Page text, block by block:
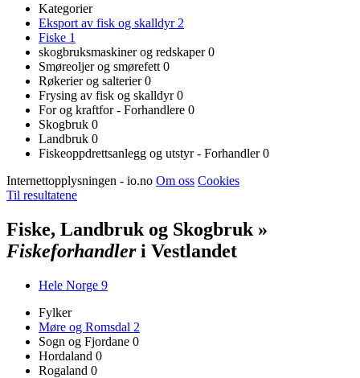
Kategorier
Eksport av fisk og skalldyr 2
Fiske 1
skogbruksmaskiner og redskaper0
Smøreoljer og smørefett 0
Røkerier og salterier0
Frysing av fisk og skalldyr0
For og kraftfor - Forhandlere 0
Skogbruk 0
Landbruk 0
Fiskeoppdrettsanlegg og utstyr - Forhandler0
Internettopplysningen - io.no Om oss Cookies
Til resultatene
Fiske, Landbruk og Skogbruk »
Fiskeforhandleri Vestlandet
Hele Norge 9
Fylker
Møre og Romsdal 2
Sogn og Fjordane 0
Hordaland 0
Rogaland 0